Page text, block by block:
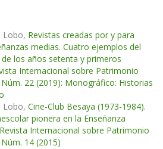
Lobo, Revistas creadas por y para
medias. Cuatro ejemplos del
de los años setenta y primeros
Internacional sobre Patrimonio
22 (2019): Monográfico: Historias
Lobo, Cine-Club Besaya (1973-1984).
pionera en la Enseñanza
Internacional sobre Patrimonio
14 (2015)